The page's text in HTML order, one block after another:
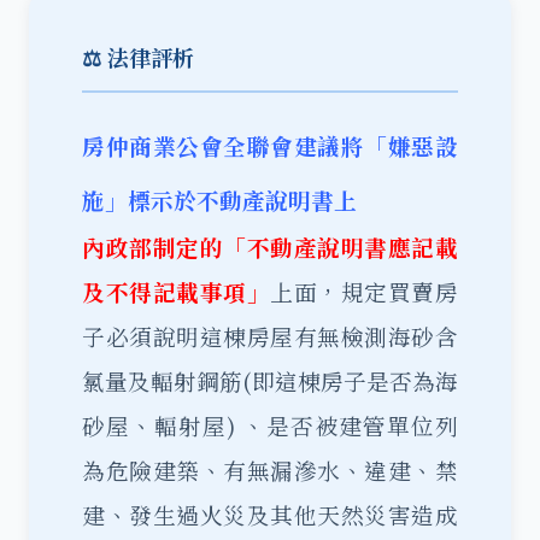
⚖️ 法律評析
房仲商業公會全聯會建議將「嫌惡設
施」標示於不動產說明書上
內政部制定的「不動產說明書應記載
及不得記載事項」
上面，規定買賣房
子必須說明這棟房屋有無檢測海砂含
氯量及輻射鋼筋(即這棟房子是否為海
砂屋、輻射屋) 、是否被建管單位列
為危險建築、有無漏滲水、違建、禁
建、發生過火災及其他天然災害造成